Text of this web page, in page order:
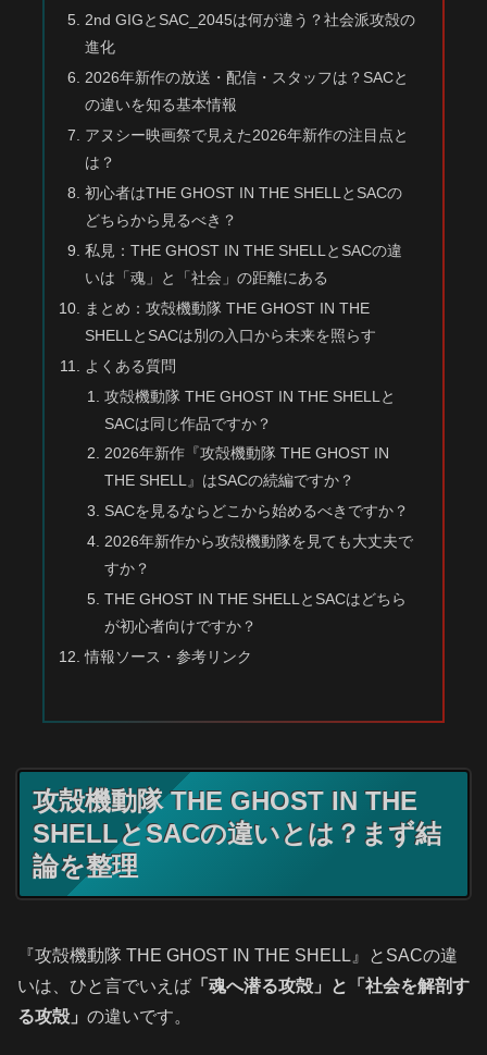
2nd GIGとSAC_2045は何が違う？社会派攻殻の
進化
2026年新作の放送・配信・スタッフは？SACと
の違いを知る基本情報
アヌシー映画祭で見えた2026年新作の注目点と
は？
初心者はTHE GHOST IN THE SHELLとSACの
どちらから見るべき？
私見：THE GHOST IN THE SHELLとSACの違
いは「魂」と「社会」の距離にある
まとめ：攻殻機動隊 THE GHOST IN THE
SHELLとSACは別の入口から未来を照らす
よくある質問
攻殻機動隊 THE GHOST IN THE SHELLと
SACは同じ作品ですか？
2026年新作『攻殻機動隊 THE GHOST IN
THE SHELL』はSACの続編ですか？
SACを見るならどこから始めるべきですか？
2026年新作から攻殻機動隊を見ても大丈夫で
すか？
THE GHOST IN THE SHELLとSACはどちら
が初心者向けですか？
情報ソース・参考リンク
攻殻機動隊 THE GHOST IN THE
SHELLとSACの違いとは？まず結
論を整理
『攻殻機動隊 THE GHOST IN THE SHELL』とSACの違
いは、ひと言でいえば 「魂へ潜る攻殻」と「社会を解剖す
る攻殻」 の違いです。